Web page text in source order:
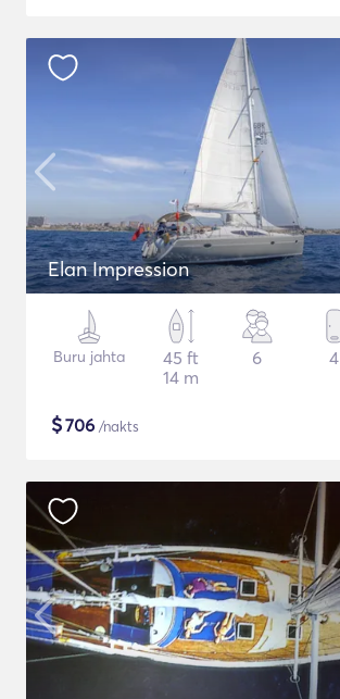
Elan Impression
Buru jahta
45 ft
14 m
6 4
$706 /nakts